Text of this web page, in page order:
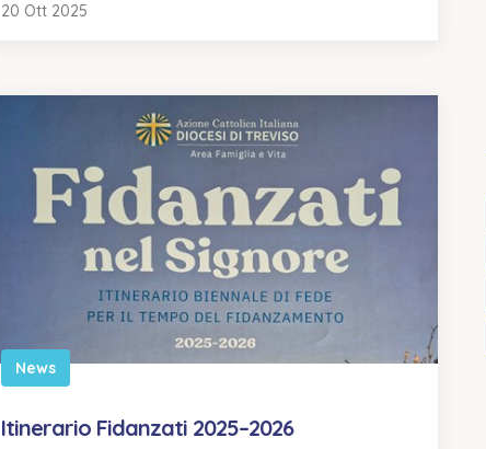
20 Ott 2025
News
Itinerario Fidanzati 2025–2026